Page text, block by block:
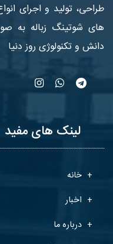
طراحی، تولید و اجرای
های شوتینگ زباله به
دانش و تکنولوژی روز دنیا
لینک های مفید
خانه
اخبار
درباره ما